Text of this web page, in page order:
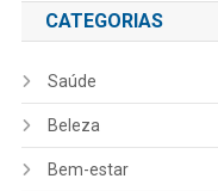
CATEGORIAS
Saúde
Beleza
Bem-estar